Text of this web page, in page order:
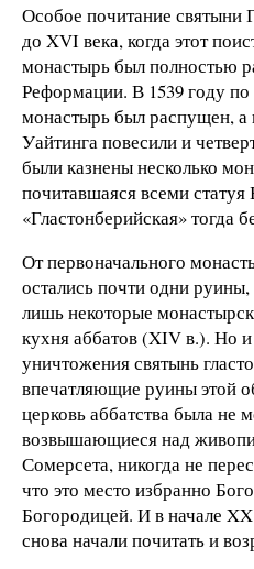
Особое почитание святыни
до XVI века, когда этот
монастырь был полностью
Реформации. В 1539 году
монастырь был распущен, а
Уайтинга повесили и
были казнены несколько
почитавшаяся всеми
«Гластонберийская» тогда
От первоначального
остались почти одни
лишь некоторые
кухня аббатов (XIV в.). Но
уничтожения святынь
впечатляющие руины этой
церковь аббатства была не
возвышающиеся над
Сомерсета, никогда не
что это место избранно
Богородицей. И в начале XX
снова начали почитать и